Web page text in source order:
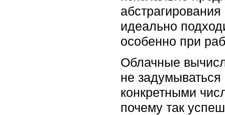
идеально
особенно при
Облачные
не
конкретными
почему так